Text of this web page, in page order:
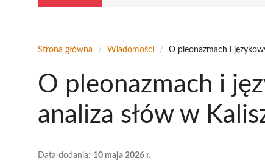
Strona główna / Wiadomości / O pleonazmach i
O pleonazmach i
analiza słów w
Data dodania: 10 maja 2026 r.